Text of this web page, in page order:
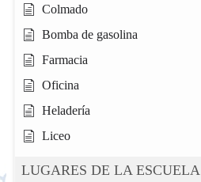
Colmado
Bomba de gasolina
Farmacia
Oficina
Heladería
Liceo
LUGARES DE LA ESCUELA